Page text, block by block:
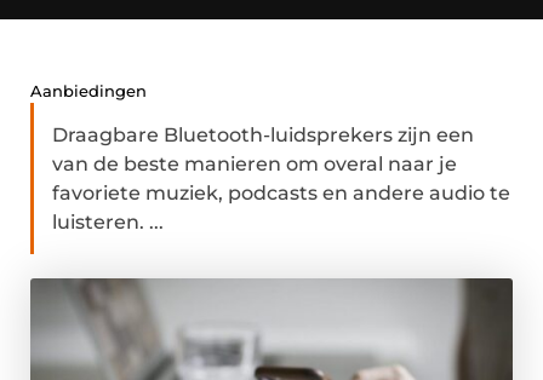
Aanbiedingen
Draagbare Bluetooth-luidsprekers zijn een
van de beste manieren om overal naar je
favoriete muziek, podcasts en andere audio te
luisteren. ...